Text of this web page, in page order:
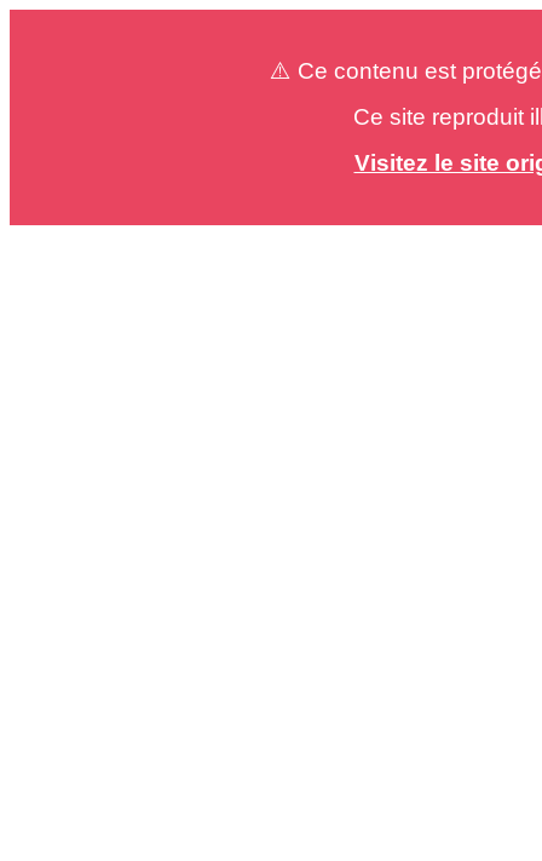
⚠️ Ce contenu est
Ce site reproduit
Visitez le site